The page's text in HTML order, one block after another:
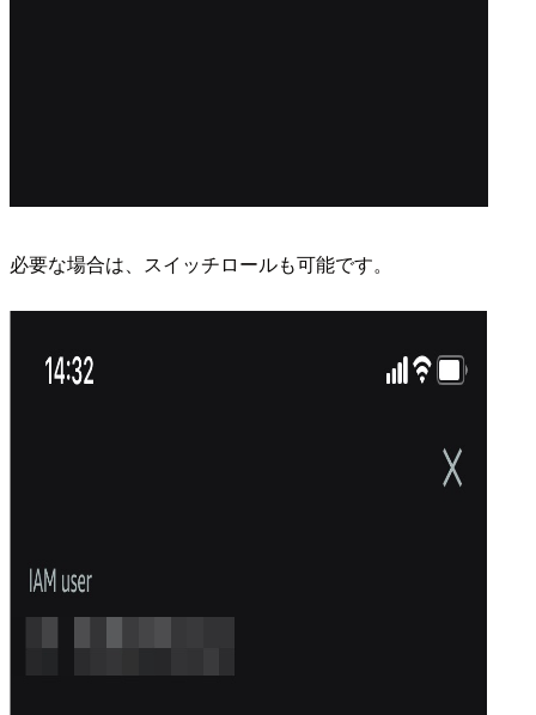
必要な場合は、スイッチロールも可能です。